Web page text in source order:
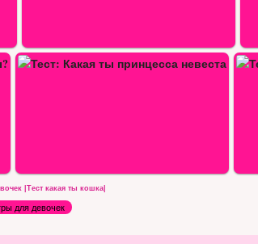
Тест: Какая ты пони по характеру
|Тест какая ты кошка|
для девочек